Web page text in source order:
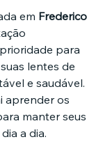
em Frederico
para
lentes de
e saudável.
aprender os
manter seus
a dia.